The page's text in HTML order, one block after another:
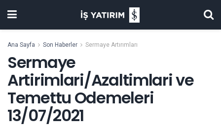
Ana Sayfa Son Haberler Sermaye Artırımları
Sermaye
Artirimlari/Azaltimlari ve
Temettu Odemeleri
13/07/2021